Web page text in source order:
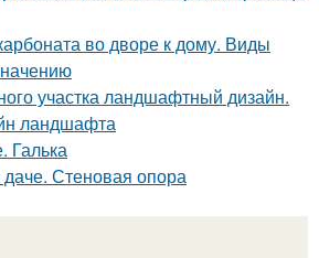
во дворе к дому. Виды
участка ландшафтный дизайн.
ландшафта
Галька
Стеновая опора